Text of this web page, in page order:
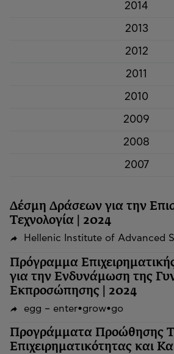
2014
2013
2012
2011
2010
2009
2008
2007
Δέσμη Δράσεων για την
Τεχνολογία | 2024
Hellenic Institute of Advanced
Πρόγραμμα
για την Ενδυνάμωση της
Εκπροσώπησης | 2024
egg – enter•grow•go
Προγράμματα Προώθησης
Επιχειρηματικότητας και